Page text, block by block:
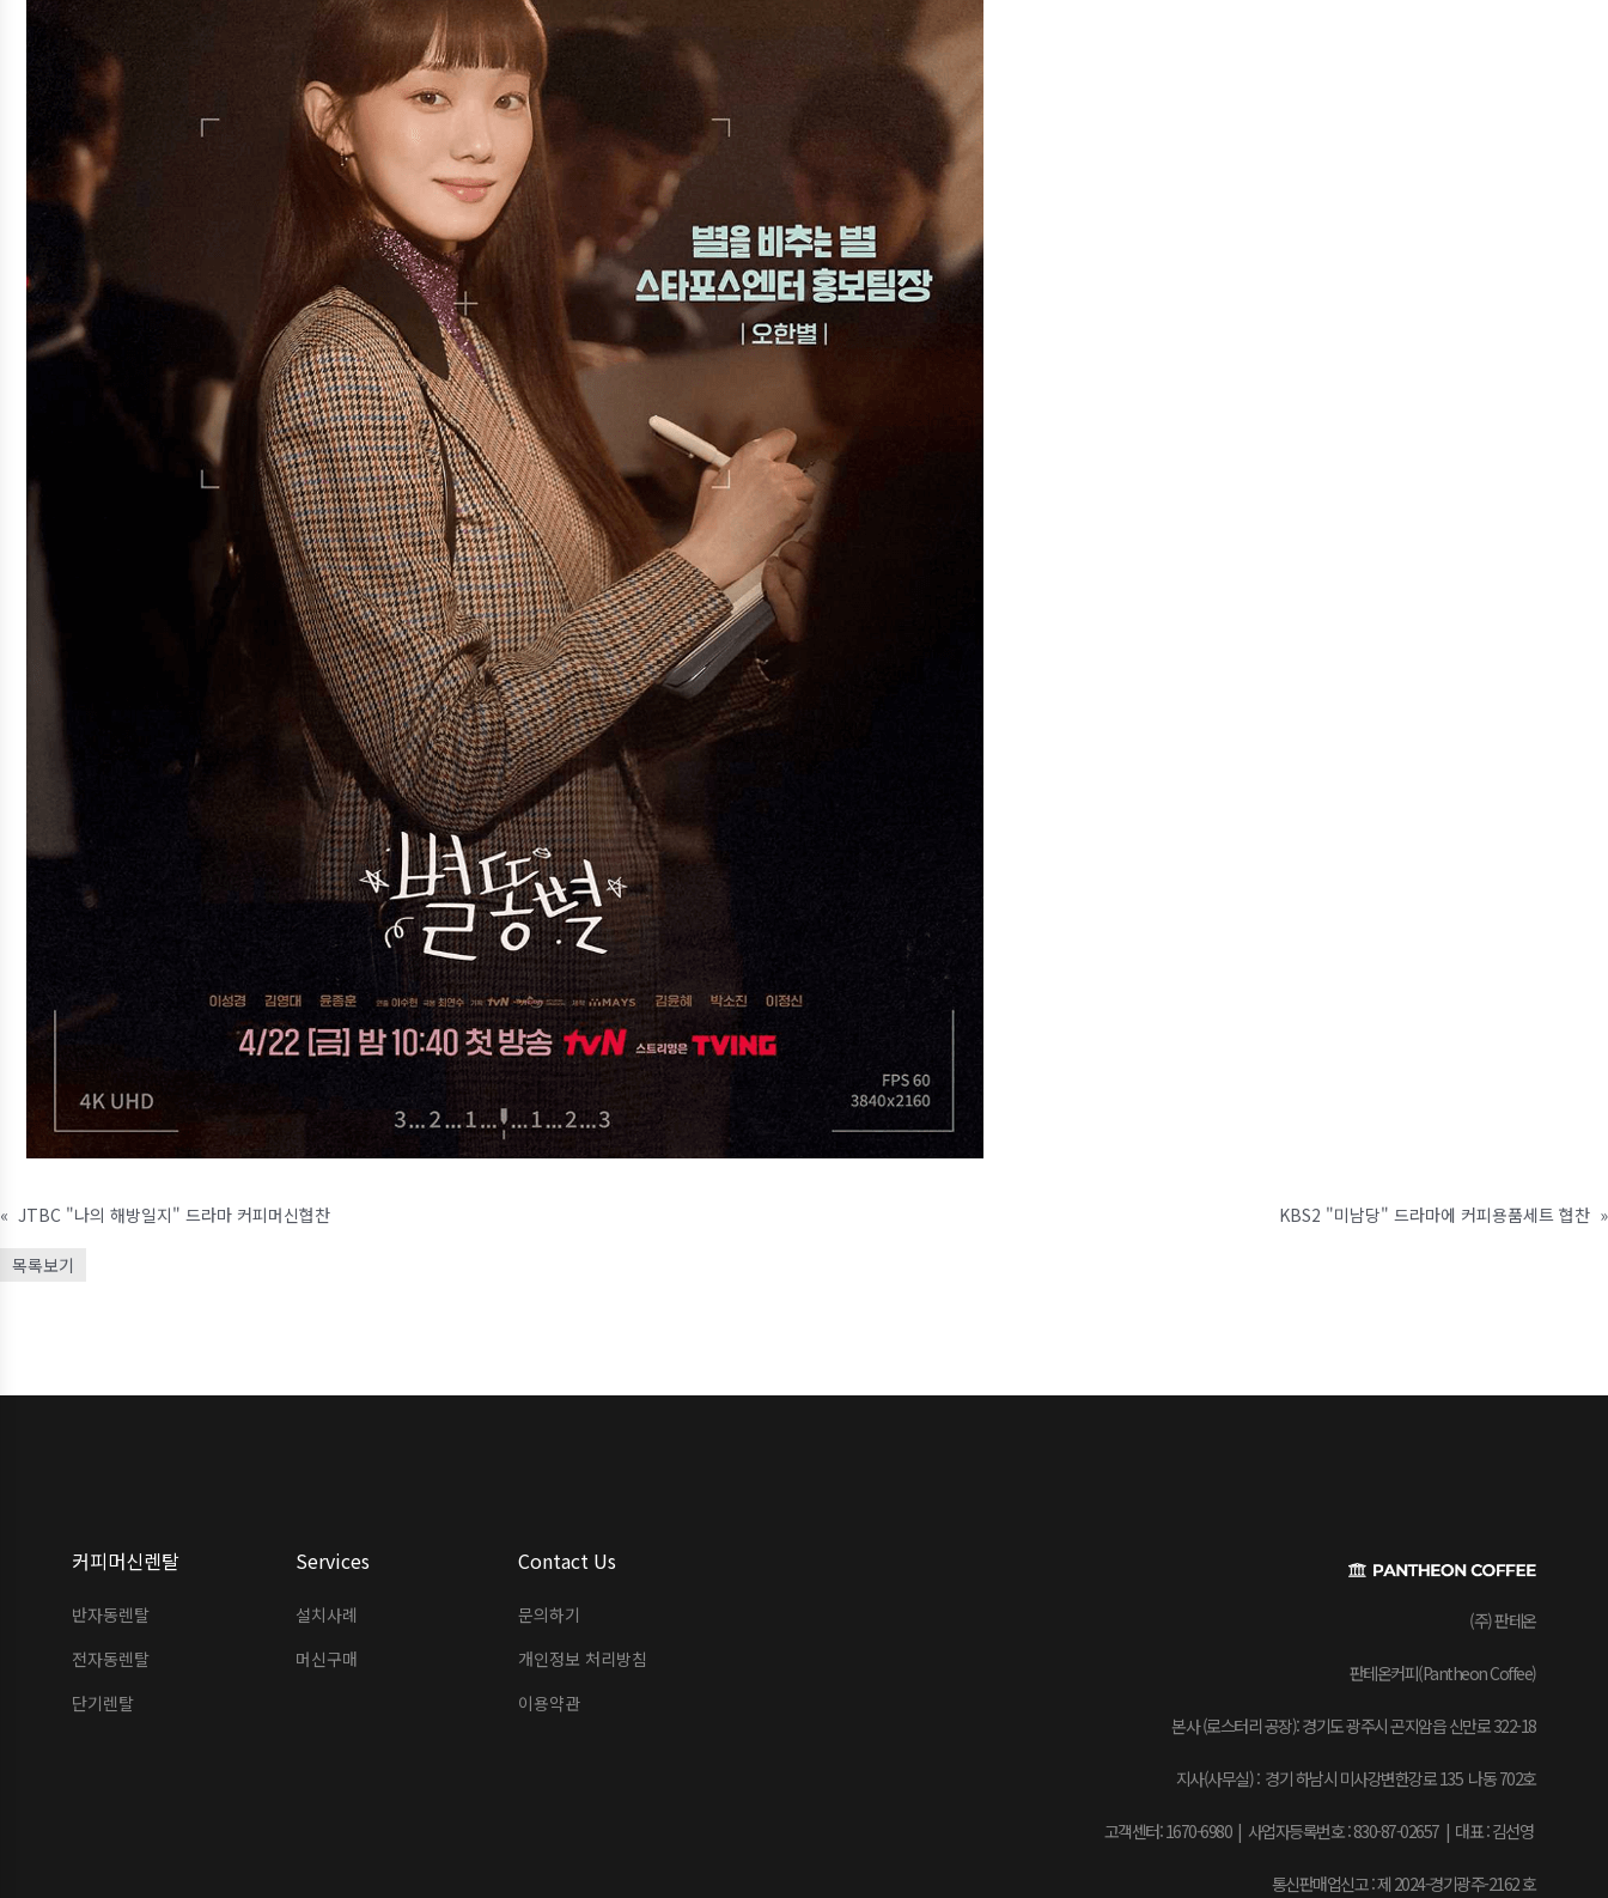
« JTBC "나의 해방일지" 드라마 커피머신협찬 KBS2 "미남당" 드라마에 커피용품세트 협찬 »
목록보기
커피머신렌탈
반자동렌탈
전자동렌탈
단기렌탈
Services
설치사례
머신구매
Contact Us
문의하기
개인정보 처리방침
이용약관
(주) 판테온
판테온커피(Pantheon Coffee)
본사 (로스터리 공장): 경기도 광주시 곤지암읍 신만로 322-18
지사(사무실) : 경기 하남시 미사강변한강로 135 나동 702호
고객센터: 1670-6980 | 사업자등록번호 : 830-87-02657 | 대표 : 김선영
통신판매업신고 : 제 2024-경기광주-2162 호